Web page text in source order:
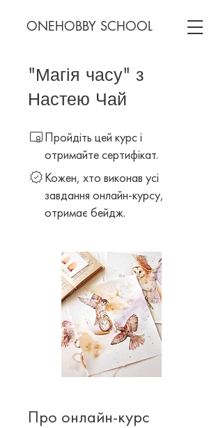
ONEHOBBY SCHOOL
"Магія часу" з
Настею Чай
Пройдіть цей курс і
отримайте сертифікат.
Кожен, хто виконав усі
завдання онлайн-курсу,
отримає бейдж.
Про онлайн-курс